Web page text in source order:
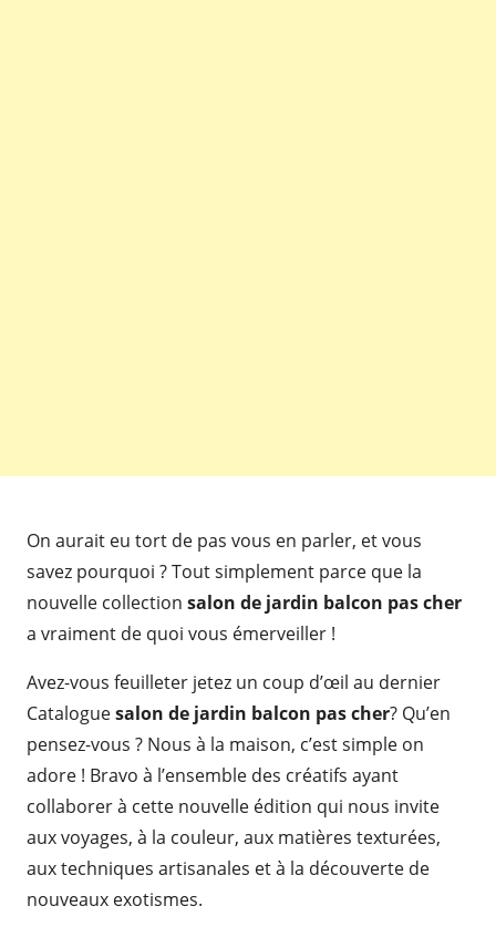
On aurait eu tort de pas vous en parler, et vous
savez pourquoi ? Tout simplement parce que la
nouvelle collection salon de jardin balcon pas cher
a vraiment de quoi vous émerveiller !
Avez-vous feuilleter jetez un coup d’œil au dernier
Cataloguesalon de jardin balcon pas cher? Qu’en
pensez-vous ? Nous à la maison, c’est simple on
adore ! Bravo à l’ensemble des créatifs ayant
collaborer à cette nouvelle édition qui nous invite
aux voyages, à la couleur, aux matières texturées,
aux techniques artisanales et à la découverte de
nouveaux exotismes.